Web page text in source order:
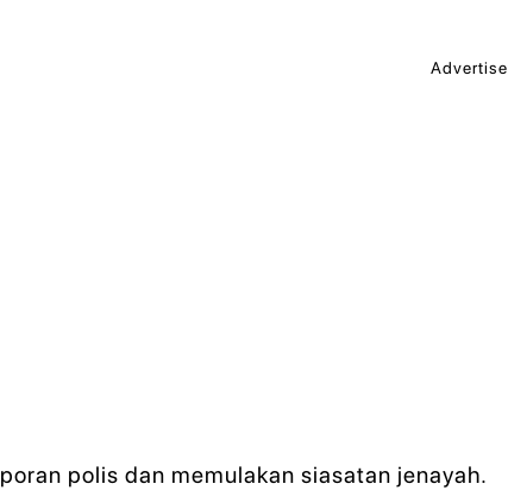
polis dan memulakan siasatan jenayah.